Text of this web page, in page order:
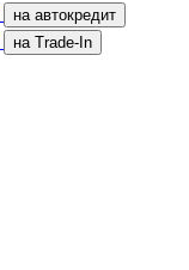
на автокредит
на Trade-In